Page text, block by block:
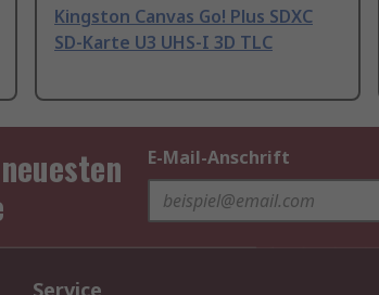
Kingston Canvas Go! Plus SDXC
SD-Karte U3 UHS-I 3D TLC
E-Mail-Anschrift